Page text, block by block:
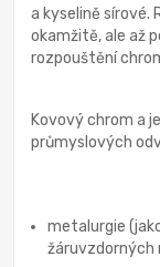
a kyselině sírové.
okamžitě, ale až
rozpouštění
Kovový chrom a
průmyslových
metalurgie
žáruvzdorných